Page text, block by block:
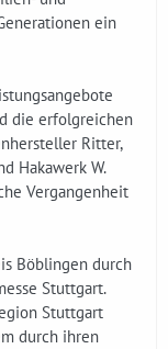
ein
die erfolgreichen
Ritter,
Hakawerk W.
Vergangenheit
Böblingen durch
Stuttgart.
Stuttgart
durch ihren